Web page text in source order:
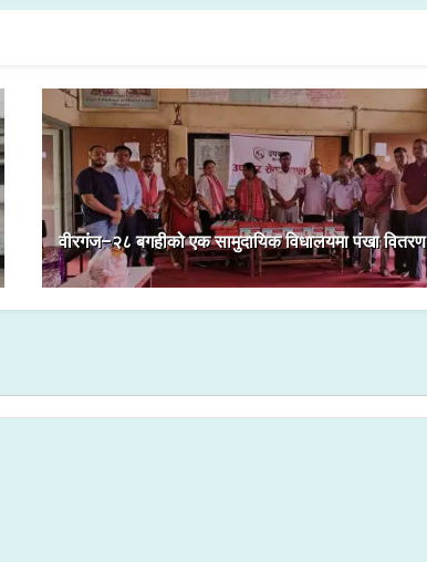
वीरगंज–२८ बगहीको एक सामुदायिक विधालयमा पंखा वितरण